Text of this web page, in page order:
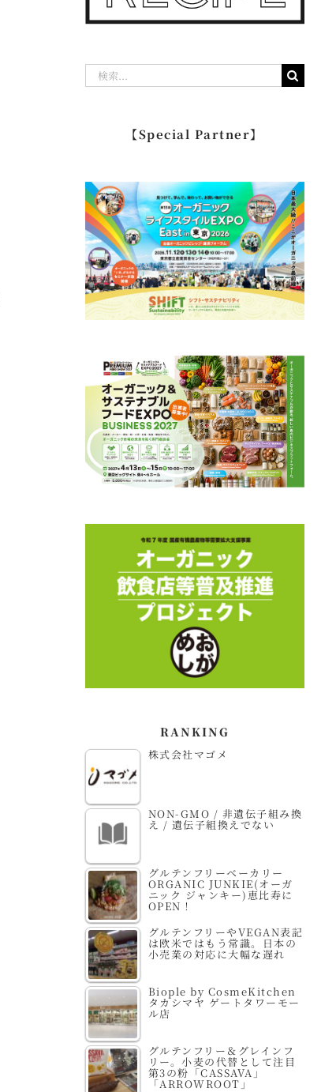
【Special Partner】
RANKING
株式会社マゴメ
NON-GMO / 非遺伝子組み換
え / 遺伝子組換えでない
グルテンフリーベーカリー
ORGANIC JUNKIE(オーガ
ニック ジャンキー)恵比寿に
OPEN！
グルテンフリーやVEGAN表記
は欧米ではもう常識。日本の
小売業の対応に大幅な遅れ
Biople by CosmeKitchen
タカシマヤ ゲートタワーモー
ル店
グルテンフリー＆グレインフ
リー。小麦の代替として注目
第3の粉「CASSAVA」
「ARROWROOT」